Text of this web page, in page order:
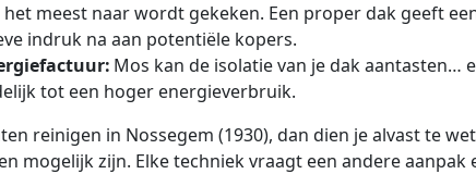
meest naar wordt gekeken. Een proper dak geeft
indruk na aan potentiële kopers.
Mos kan de isolatie van je dak aantasten…
tot een hoger energieverbruik.
reinigen in Nossegem (1930), dan dien je alvast te
mogelijk zijn. Elke techniek vraagt een andere